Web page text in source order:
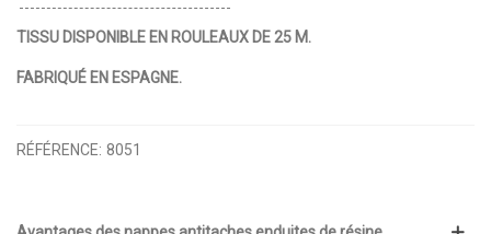
TISSU DISPONIBLE EN ROULEAUX DE 25 M.
FABRIQUÉ EN ESPAGNE.
RÉFÉRENCE: 8051